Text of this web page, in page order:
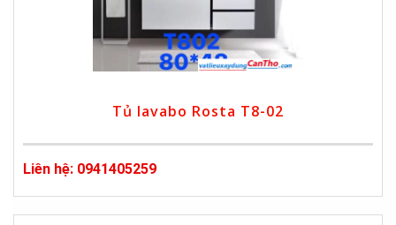
Tủ lavabo Rosta T8-02
Liên hệ: 0941405259